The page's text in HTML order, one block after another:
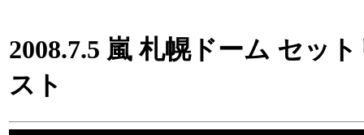
2008.7.5 嵐 札幌ドーム セッ
スト